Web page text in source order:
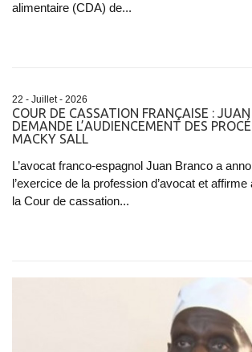
alimentaire (CDA) de...
22 - Juillet - 2026
COUR DE CASSATION FRANÇAISE :
DEMANDE L’AUDIENCEMENT DES
MACKY SALL
L’avocat franco-espagnol Juan Branco a
l’exercice de la profession d’avocat et
la Cour de cassation...